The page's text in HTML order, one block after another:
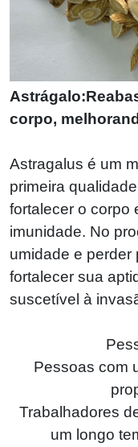
corpo,
Astragalus é um
primeira
fortalecer o corpo
imunidade. No
umidade e perder
fortalecer sua
suscetível à
Pessoas com
Trabalhadores
um longo